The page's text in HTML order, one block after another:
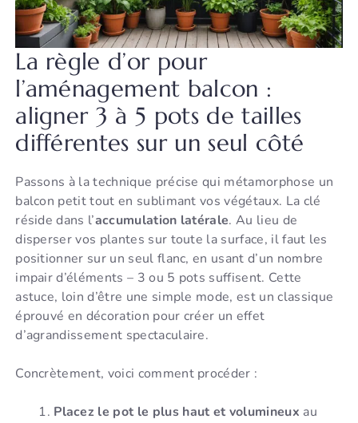
La règle d’or pour
l’aménagement balcon :
aligner 3 à 5 pots de tailles
différentes sur un seul côté
Passons à la technique précise qui métamorphose un
balcon petit tout en sublimant vos végétaux. La clé
réside dans l’accumulation latérale. Au lieu de
disperser vos plantes sur toute la surface, il faut les
positionner sur un seul flanc, en usant d’un nombre
impair d’éléments – 3 ou 5 pots suffisent. Cette
astuce, loin d’être une simple mode, est un classique
éprouvé en décoration pour créer un effet
d’agrandissement spectaculaire.
Concrètement, voici comment procéder :
Placez le pot le plus haut et volumineux au